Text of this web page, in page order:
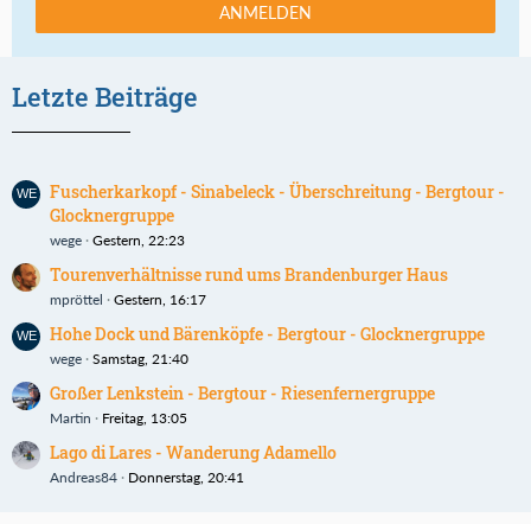
ANMELDEN
Letzte Beiträge
Fuscherkarkopf - Sinabeleck - Überschreitung - Bergtour -
Glocknergruppe
wege Gestern, 22:23
Tourenverhältnisse rund ums Brandenburger Haus
mpröttel Gestern, 16:17
Hohe Dock und Bärenköpfe - Bergtour - Glocknergruppe
wege Samstag, 21:40
Großer Lenkstein - Bergtour - Riesenfernergruppe
Martin Freitag, 13:05
Lago di Lares - Wanderung Adamello
Andreas84 Donnerstag, 20:41